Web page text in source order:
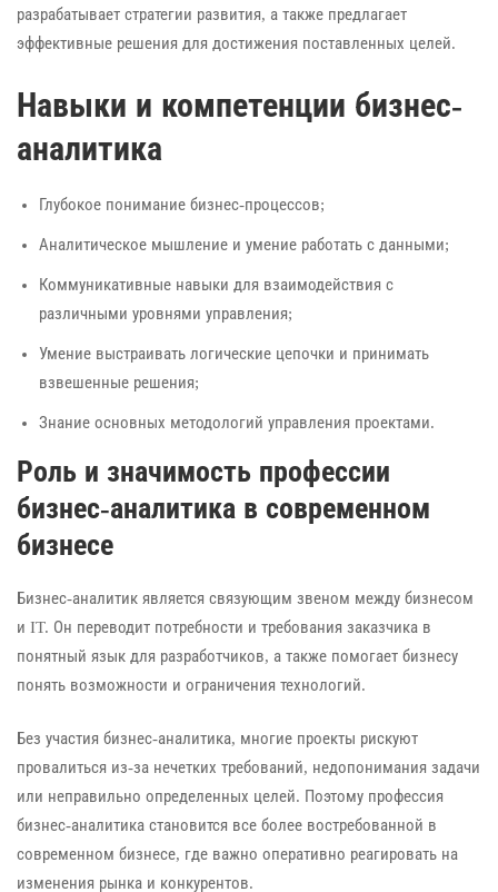
разрабатывает стратегии развития, а также предлагает
эффективные решения для достижения поставленных целей.
Навыки и компетенции бизнес-
аналитика
Глубокое понимание бизнес-процессов;
Аналитическое мышление и умение работать с данными;
Коммуникативные навыки для взаимодействия с
различными уровнями управления;
Умение выстраивать логические цепочки и принимать
взвешенные решения;
Знание основных методологий управления проектами.
Роль и значимость профессии
бизнес-аналитика в современном
бизнесе
Бизнес-аналитик является связующим звеном между бизнесом
и IT. Он переводит потребности и требования заказчика в
понятный язык для разработчиков, а также помогает бизнесу
понять возможности и ограничения технологий.
Без участия бизнес-аналитика, многие проекты рискуют
провалиться из-за нечетких требований, недопонимания задачи
или неправильно определенных целей. Поэтому профессия
бизнес-аналитика становится все более востребованной в
современном бизнесе, где важно оперативно реагировать на
изменения рынка и конкурентов.